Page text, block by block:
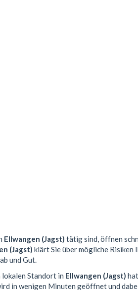
Ellwangen (Jagst) tätig sind, öffnen
(Jagst) klärt Sie über mögliche Risiken
und Gut.
lokalen Standort in Ellwangen (Jagst)
in wenigen Minuten geöffnet und